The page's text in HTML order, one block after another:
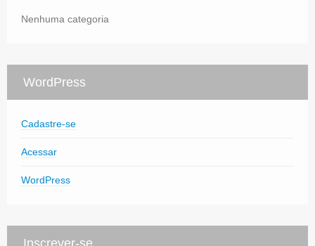
Nenhuma categoria
WordPress
Cadastre-se
Acessar
WordPress
Inscrever-se